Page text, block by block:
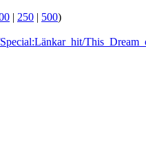
| 250 | 500)